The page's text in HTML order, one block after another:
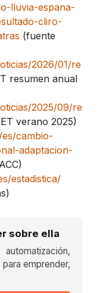
lluvia-espana-
cliro-
(fuente
2026/01/re
resumen anual
2025/09/re
verano 2025)
cambio-
adaptacion-
estadistica/
sobre ella
emprender,